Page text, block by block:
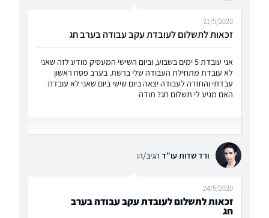
זכאות לתשלום לעובדת עקב עבודה בערב חג
21/5/2020
אני עובדת 5 ימים בשבוע, וביום השישי המעסיק מודע לזה שאני
לא עובדת מתחילת העבודה שלי ברשת. בערב פסח ראשון
עבדתי והחזרה לעבודה יצאה ביום שישי ביום שאני לא עובדת
האם מגיע לי תשלום חג? תודה
ורד שדות עו"ד הגיב/ה:
זכאות לתשלום לעובדת עקב עבודה בערב
חג
24/5/2020